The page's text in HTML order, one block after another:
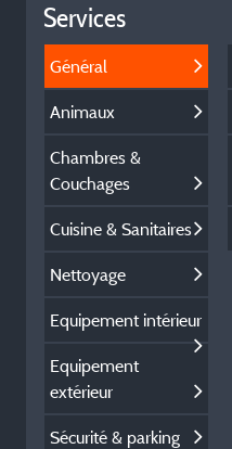
Services
Général
Animaux
Chambres &
Couchages
Cuisine & Sanitaires
Nettoyage
Equipement intérieur
Equipement
extérieur
Sécurité & parking